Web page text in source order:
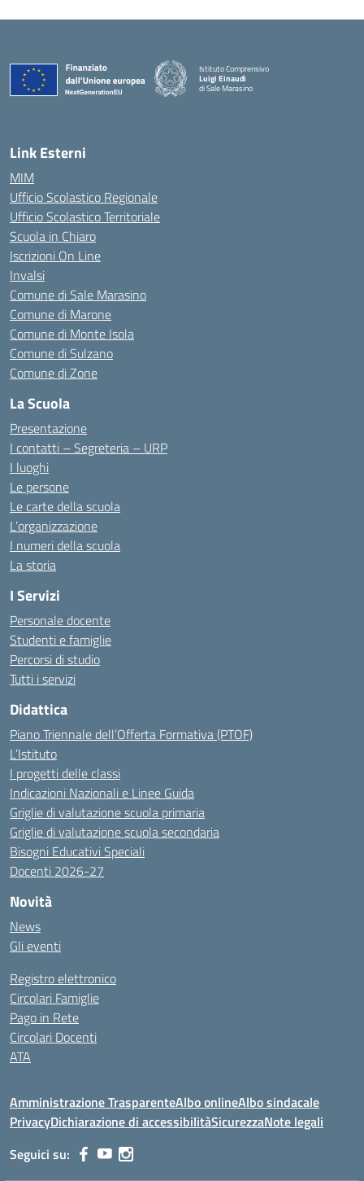
Istituto Comprensivo
Luigi Einaudi
di Sale Marasino
Link Esterni
MIM
Ufficio Scolastico Regionale
Ufficio Scolastico Territoriale
Scuola in Chiaro
Iscrizioni On Line
Invalsi
Comune di Sale Marasino
Comune di Marone
Comune di Monte Isola
Comune di Sulzano
Comune di Zone
La Scuola
Presentazione
I contatti – Segreteria – URP
I luoghi
Le persone
Le carte della scuola
L’organizzazione
I numeri della scuola
La storia
I Servizi
Personale docente
Studenti e famiglie
Percorsi di studio
Tutti i servizi
Didattica
Piano Triennale dell’Offerta Formativa (PTOF)
L’Istituto
I progetti delle classi
Indicazioni Nazionali e Linee Guida
Griglie di valutazione scuola primaria
Griglie di valutazione scuola secondaria
Bisogni Educativi Speciali
Docenti 2026-27
Novità
News
Gli eventi
Registro elettronico
Circolari Famiglie
Pago in Rete
Circolari Docenti
ATA
Amministrazione TrasparenteAlbo onlineAlbo sindacale
PrivacyDichiarazione di accessibilitàSicurezzaNote legali
Seguici su: